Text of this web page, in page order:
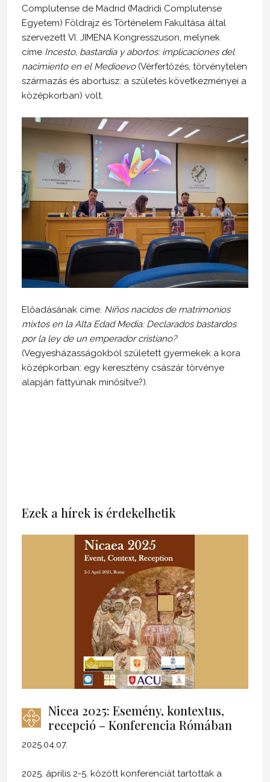
Complutense de Madrid (Madridi Complutense
Egyetem) Földrajz és Történelem Fakultása által
szervezett VI. JIMENA Kongresszuson, melynek
címe Incesto, bastardía y abortos: implicaciones del
nacimiento en el Medioevo(Vérfertőzés, törvénytelen
származás és abortusz: a születés következményei a
középkorban) volt.
Előadásának címe: Niños nacidos de matrimonios
mixtos en la Alta Edad Media: Declarados bastardos
por la ley de un emperador cristiano?
(Vegyesházasságokból született gyermekek a kora
középkorban: egy keresztény császár törvénye
alapján fattyúnak minősítve?).
Ezek a hírek is érdekelhetik
Nicea 2025: Esemény, kontextus,
recepció – Konferencia Rómában
2025.04.07.
2025. április 2-5. között konferenciát tartottak a